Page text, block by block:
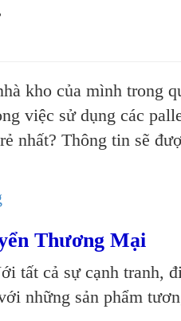
kho của mình trong
việc sử dụng các
nhất? Thông tin sẽ
Thương Mại
tất cả sự cạnh tranh,
những sản phẩm